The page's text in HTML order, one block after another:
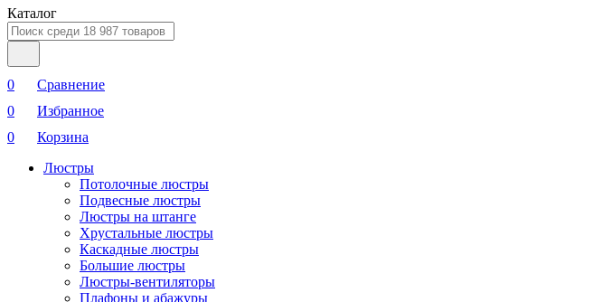
Каталог
0
Сравнение
0
Избранное
0
Корзина
Люстры
Потолочные люстры
Подвесные люстры
Люстры на штанге
Хрустальные люстры
Каскадные люстры
Большие люстры
Люстры-вентиляторы
Плафоны и абажуры